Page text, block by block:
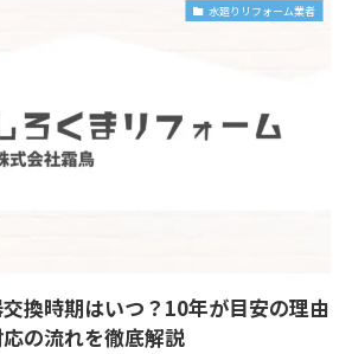
水廻りリフォーム業者
換時期はいつ？10年が目安の理由
の流れを徹底解説